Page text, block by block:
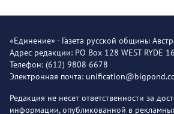
«Единение» - Газета русской общины
Адрес редакции: PO Box 128 WEST RYDE
Телефон: (612) 9808 6678
Электронная почта:
Редакция не несет ответственности за
информации, опубликованной в